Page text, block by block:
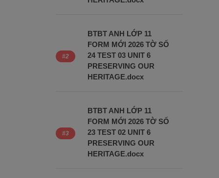
BTBT ANH LỚP 11
FORM MỚI 2026 TỜ SỐ
24 TEST 03 UNIT 6
PRESERVING OUR
HERITAGE.docx
BTBT ANH LỚP 11
FORM MỚI 2026 TỜ SỐ
23 TEST 02 UNIT 6
PRESERVING OUR
HERITAGE.docx